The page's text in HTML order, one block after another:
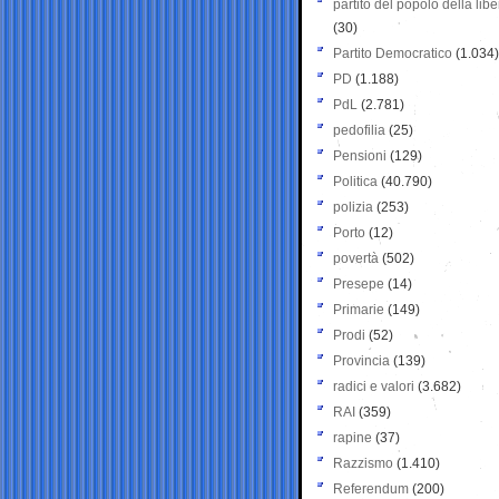
partito del popolo della
(30)
Partito Democratico (1.034)
PD (1.188)
PdL (2.781)
pedofilia (25)
Pensioni (129)
Politica (40.790)
polizia (253)
Porto (12)
povertà (502)
Presepe (14)
Primarie (149)
Prodi (52)
Provincia (139)
radici e valori (3.682)
RAI (359)
rapine (37)
Razzismo (1.410)
Referendum (200)